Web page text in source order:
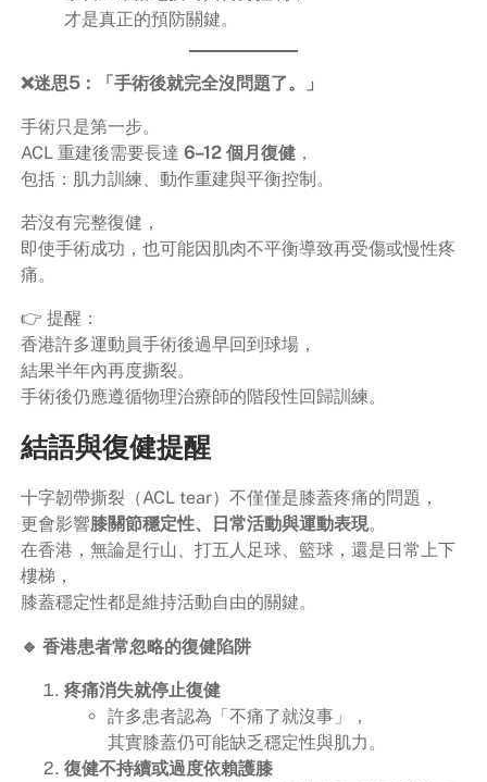
才是真正的預防關鍵。
❌迷思5：「手術後就完全沒問題了。」
手術只是第一步。
ACL 重建後需要長達 6–12 個月復健，
包括：肌力訓練、動作重建與平衡控制。
若沒有完整復健，
即使手術成功，也可能因肌肉不平衡導致再受傷或慢性疼
痛。
👉 提醒：
香港許多運動員手術後過早回到球場，
結果半年內再度撕裂。
手術後仍應遵循物理治療師的階段性回歸訓練。
結語與復健提醒
十字韌帶撕裂（ACL tear）不僅僅是膝蓋疼痛的問題，
更會影響膝關節穩定性、日常活動與運動表現。
在香港，無論是行山、打五人足球、籃球，還是日常上下
樓梯，
膝蓋穩定性都是維持活動自由的關鍵。
🔹 香港患者常忽略的復健陷阱
疼痛消失就停止復健
許多患者認為「不痛了就沒事」，
其實膝蓋仍可能缺乏穩定性與肌力。
復健不持續或過度依賴護膝